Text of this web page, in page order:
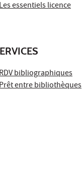
essentiels licence
bibliographiques
entre bibliothèques